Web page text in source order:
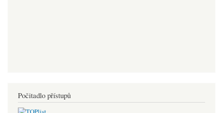
Počitadlo přístupů